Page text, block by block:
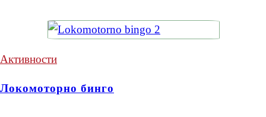
Активности
Локомоторно бинго